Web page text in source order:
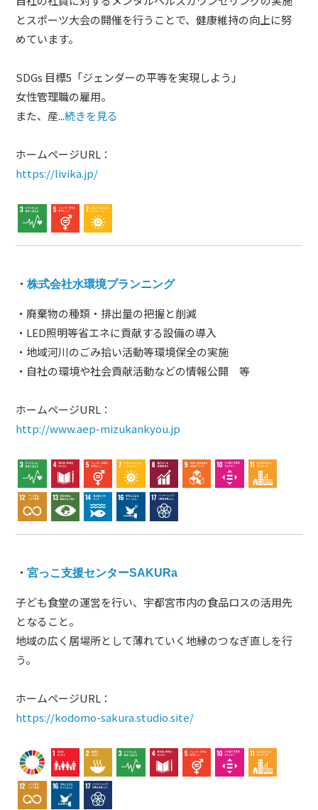
とスポーツ大会の開催を行うことで、健康維持の向上に努
めています。
SDGs 目標5「ジェンダーの平等を実現しよう」
女性管理職の雇用。
また、産...続きを見る
ホームページURL：
https://livika.jp/
・株式会社水環境プランニング
・廃棄物の種類・排出量の把握と削減
・LED照明等省エネに貢献する設備の導入
・地域河川のごみ拾い活動等環境保全の実施
・自社の環境や社会貢献活動などの情報公開 等
ホームページURL：
http://www.aep-mizukankyou.jp
・宮っこ支援センターSAKURa
子ども食堂の運営を行い、宇都宮市内の食品ロスの活用先
となること。
地域の広く居場所として薄れていく地縁のつなぎ直しを行
う。
ホームページURL：
https://kodomo-sakura.studio.site/